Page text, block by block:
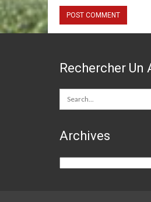
Rechercher Un
Archives